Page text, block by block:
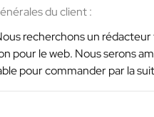
du client :
recherchons un
pour le web. Nous serons
pour commander par la